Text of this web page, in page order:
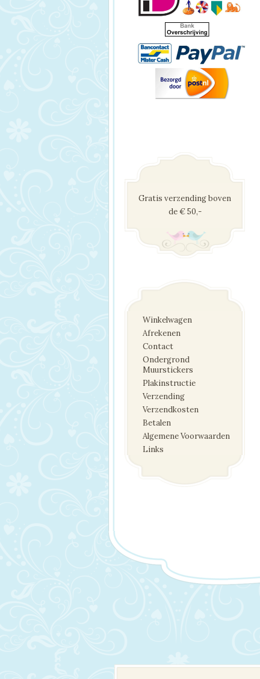
Gratis verzending boven
de € 50,-
Winkelwagen
Afrekenen
Contact
Ondergrond
Muurstickers
Plakinstructie
Verzending
Verzendkosten
Betalen
Algemene Voorwaarden
Links